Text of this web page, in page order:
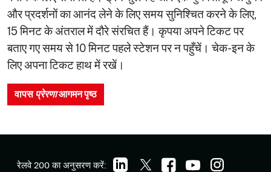
और प्रदर्शनों का आनंद लेने के लिए समय सुनिश्चित करने के लिए,
15 मिनट के अंतराल में दौरे संरचित हैं। कृपया अपने टिकट पर
बताए गए समय से 10 मिनट पहले स्टेशन पर न पहुँचें। चेक-इन के
लिए अपना टिकट हाथ में रखें।
वापस प्रेरणाआगमन पृष्ठ
रेलवे 200 का अनुसरण करें: